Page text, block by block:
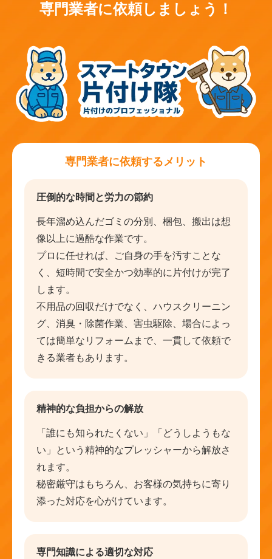
専門業者に依頼しましょう！
専門業者に依頼するメリット
圧倒的な時間と労力の節約
長年溜め込んだゴミの分別、梱包、搬出は想
像以上に過酷な作業です。
プロに任せれば、ご自身の手を汚すことな
く、短時間で安全かつ効率的に片付けが完了
します。
不用品の回収だけでなく、ハウスクリーニン
グ、消臭・除菌作業、害虫駆除、場合によっ
ては簡単なリフォームまで、一貫して依頼で
きる業者もあります。
精神的な負担からの解放
「誰にも知られたくない」「どうしようもな
い」という精神的なプレッシャーから解放さ
れます。
秘密厳守はもちろん、お客様の気持ちに寄り
添った対応を心がけています。
専門知識による適切な対応